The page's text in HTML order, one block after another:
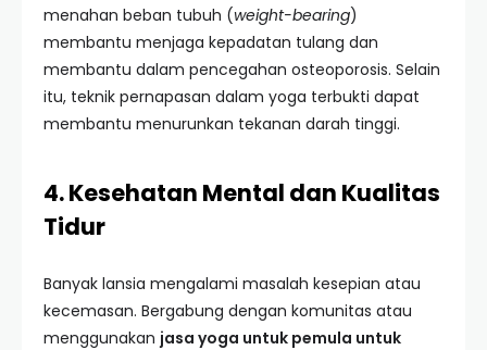
menahan beban tubuh (weight-bearing)
membantu menjaga kepadatan tulang dan
membantu dalam pencegahan osteoporosis. Selain
itu, teknik pernapasan dalam yoga terbukti dapat
membantu menurunkan tekanan darah tinggi.
4. Kesehatan Mental dan Kualitas
Tidur
Banyak lansia mengalami masalah kesepian atau
kecemasan. Bergabung dengan komunitas atau
menggunakan jasa yoga untuk pemula untuk